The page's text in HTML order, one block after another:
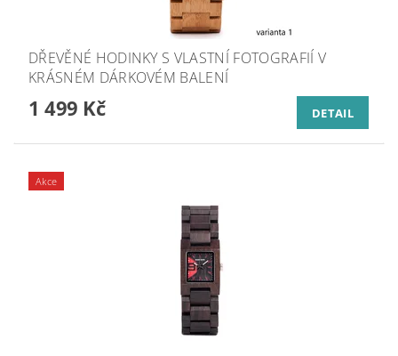
DŘEVĚNÉ HODINKY S VLASTNÍ FOTOGRAFIÍ V
KRÁSNÉM DÁRKOVÉM BALENÍ
1 499 Kč DETAIL
Akce